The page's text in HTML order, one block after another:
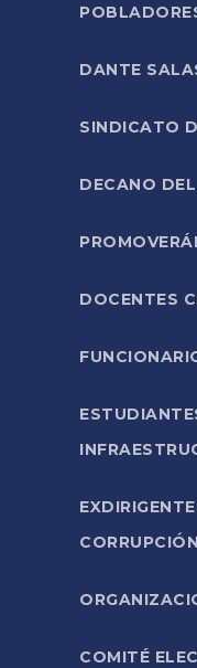
DANTE
SINDICATO
DECANO
DOCENTES
COMITÉ